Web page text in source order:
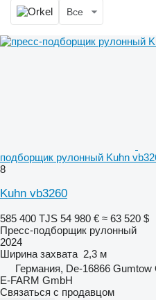
Все
подборщик рулонный Kuhn
8
Kuhn vb3260
585 400 TJS 54 980 € ≈ 63 520 $
Пресс-подборщик рулонный
2024
Ширина захвата 2,3 м
Германия, De-16866 Gumtow
E-FARM GmbH
Связаться с продавцом